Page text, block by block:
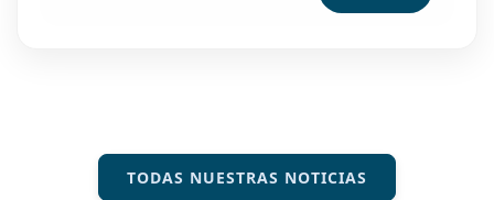
TODAS NUESTRAS NOTICIAS